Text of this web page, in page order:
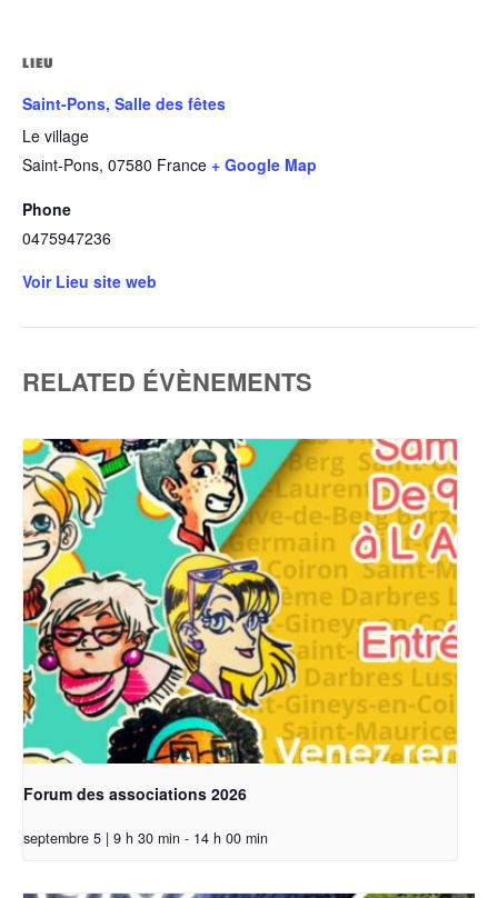
LIEU
Saint-Pons, Salle des fêtes
Le village
Saint-Pons, 07580 France + Google Map
Phone
0475947236
Voir Lieu site web
RELATED ÉVÈNEMENTS
Forum des associations 2026
septembre 5 | 9 h 30 min - 14 h 00 min